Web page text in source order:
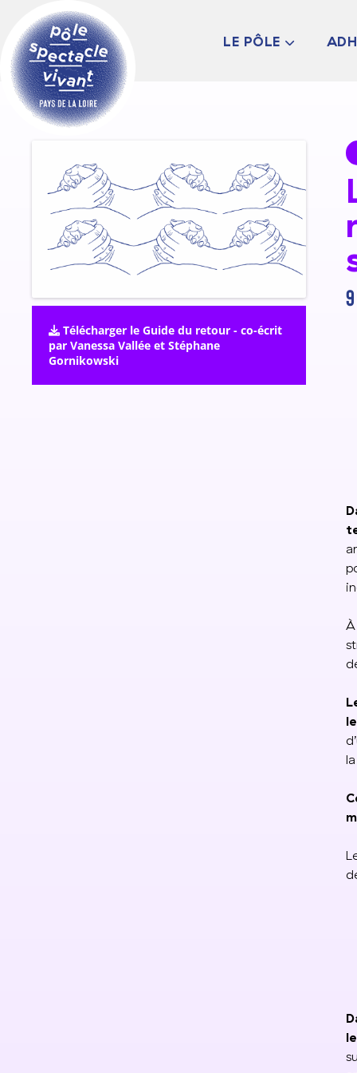
LE PÔLE
INFOS PRATIQUES
Télécharger le Guide du retour - co-écrit
par Vanessa Vallée et Stéphane
Gornikowski